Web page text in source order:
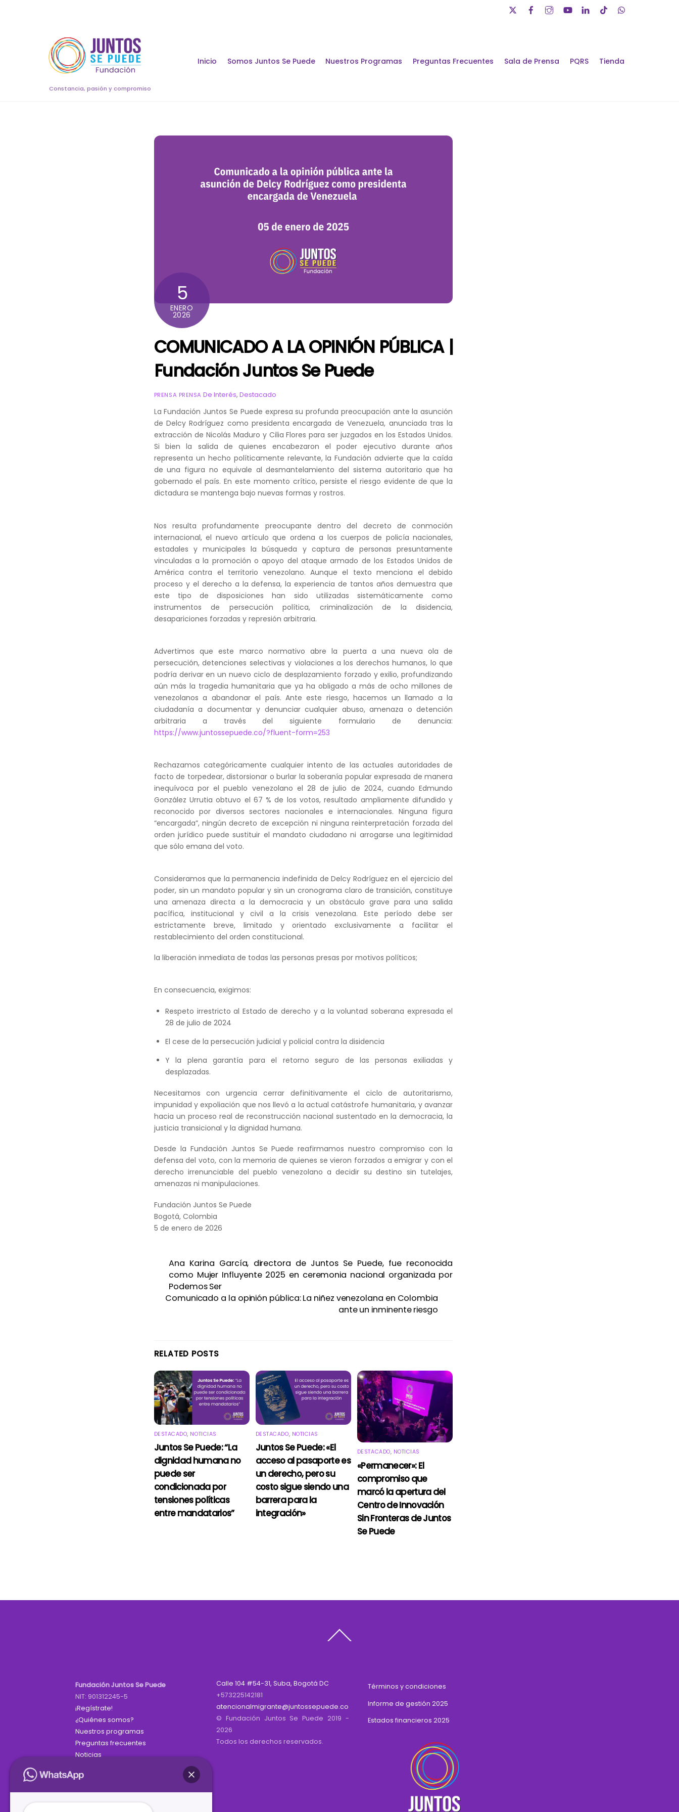
Constancia, pasión y compromiso
Inicio Somos Juntos Se Puede Nuestros Programas Preguntas Frecuentes Sala de Prensa PQRS Tienda
5
ENERO
2026
COMUNICADO A LA OPINIÓN PÚBLICA |
Fundación Juntos Se Puede
PRENSA PRENSA De Interés,Destacado
La Fundación Juntos Se Puede expresa su profunda preocupación ante la asunción
de Delcy Rodríguez como presidenta encargada de Venezuela, anunciada tras la
extracción de Nicolás Maduro y Cilia Flores para ser juzgados en los Estados Unidos.
Si bien la salida de quienes encabezaron el poder ejecutivo durante años
representa un hecho políticamente relevante, la Fundación advierte que la caída
de una figura no equivale al desmantelamiento del sistema autoritario que ha
gobernado el país. En este momento crítico, persiste el riesgo evidente de que la
dictadura se mantenga bajo nuevas formas y rostros.
Nos resulta profundamente preocupante dentro del decreto de conmoción
internacional, el nuevo artículo que ordena a los cuerpos de policía nacionales,
estadales y municipales la búsqueda y captura de personas presuntamente
vinculadas a la promoción o apoyo del ataque armado de los Estados Unidos de
América contra el territorio venezolano. Aunque el texto menciona el debido
proceso y el derecho a la defensa, la experiencia de tantos años demuestra que
este tipo de disposiciones han sido utilizadas sistemáticamente como
instrumentos de persecución política, criminalización de la disidencia,
desapariciones forzadas y represión arbitraria.
Advertimos que este marco normativo abre la puerta a una nueva ola de
persecución, detenciones selectivas y violaciones a los derechos humanos, lo que
podría derivar en un nuevo ciclo de desplazamiento forzado y exilio, profundizando
aún más la tragedia humanitaria que ya ha obligado a más de ocho millones de
venezolanos a abandonar el país. Ante este riesgo, hacemos un llamado a la
ciudadanía a documentar y denunciar cualquier abuso, amenaza o detención
arbitraria a través del siguiente formulario de denuncia:
https://www.juntossepuede.co/?fluent-form=253
Rechazamos categóricamente cualquier intento de las actuales autoridades de
facto de torpedear, distorsionar o burlar la soberanía popular expresada de manera
inequívoca por el pueblo venezolano el 28 de julio de 2024, cuando Edmundo
González Urrutia obtuvo el 67 % de los votos, resultado ampliamente difundido y
reconocido por diversos sectores nacionales e internacionales. Ninguna figura
“encargada”, ningún decreto de excepción ni ninguna reinterpretación forzada del
orden jurídico puede sustituir el mandato ciudadano ni arrogarse una legitimidad
que sólo emana del voto.
Consideramos que la permanencia indefinida de Delcy Rodríguez en el ejercicio del
poder, sin un mandato popular y sin un cronograma claro de transición, constituye
una amenaza directa a la democracia y un obstáculo grave para una salida
pacífica, institucional y civil a la crisis venezolana. Este período debe ser
estrictamente breve, limitado y orientado exclusivamente a facilitar el
restablecimiento del orden constitucional.
la liberación inmediata de todas las personas presas por motivos políticos;
En consecuencia, exigimos:
Respeto irrestricto al Estado de derecho y a la voluntad soberana expresada el
28 de julio de 2024
El cese de la persecución judicial y policial contra la disidencia
Y la plena garantía para el retorno seguro de las personas exiliadas y
desplazadas.
Necesitamos con urgencia cerrar definitivamente el ciclo de autoritarismo,
impunidad y expoliación que nos llevó a la actual catástrofe humanitaria, y avanzar
hacia un proceso real de reconstrucción nacional sustentado en la democracia, la
justicia transicional y la dignidad humana.
Desde la Fundación Juntos Se Puede reafirmamos nuestro compromiso con la
defensa del voto, con la memoria de quienes se vieron forzados a emigrar y con el
derecho irrenunciable del pueblo venezolano a decidir su destino sin tutelajes,
amenazas ni manipulaciones.
Fundación Juntos Se Puede
Bogotá, Colombia
5 de enero de 2026
Ana Karina García, directora de Juntos Se Puede, fue reconocida
como Mujer Influyente 2025 en ceremonia nacional organizada por
Podemos Ser
Comunicado a la opinión pública: La niñez venezolana en Colombia
ante un inminente riesgo
RELATED POSTS
DESTACADO, NOTICIAS
Juntos Se Puede: “La
dignidad humana no
puede ser
condicionada por
tensiones políticas
entre mandatarios”
DESTACADO, NOTICIAS
Juntos Se Puede: «El
acceso al pasaporte es
un derecho, pero su
costo sigue siendo una
barrera para la
integración»
DESTACADO, NOTICIAS
«Permanecer»: El
compromiso que
marcó la apertura del
Centro de Innovación
Sin Fronteras de Juntos
Se Puede
To
Fundación Juntos Se Puede
NIT: 901312245-5
¡Regístrate!
¿Quiénes somos?
Nuestros programas
Preguntas frecuentes
Noticias
Calle 104 #54-31, Suba, Bogotá DC
+573225142181
atencionalmigrante@juntossepuede.co
© Fundación Juntos Se Puede 2019 -
2026
Todos los derechos reservados.
Términos y condiciones
Informe de gestión 2025
Estados financieros 2025